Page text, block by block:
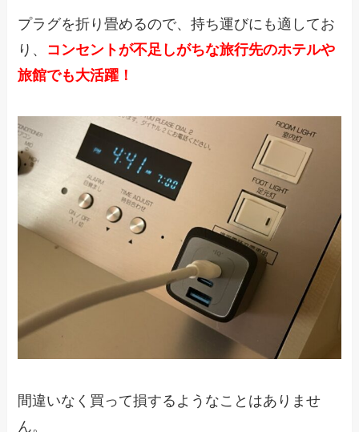
プラグを折り畳めるので、持ち運びにも適してお
り、 コンセントが不足しがちな旅行先のホテルや
旅館でも大活躍！
間違いなく買って損するようなことはありませ